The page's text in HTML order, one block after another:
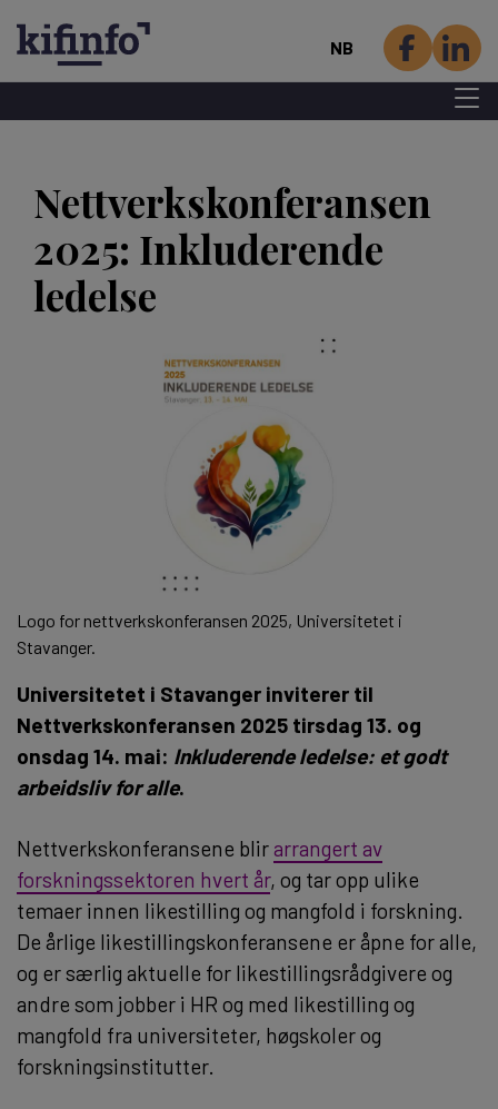
hovedinnhold
NB
Menu
Nettverkskonferansen
2025: Inkluderende
ledelse
Logo for nettverkskonferansen 2025, Universitetet i
Stavanger.
Universitetet i Stavanger inviterer til
Nettverkskonferansen 2025 tirsdag 13. og
onsdag 14. mai: Inkluderende ledelse: et godt
arbeidsliv for alle.
Nettverkskonferansene blirarrangert av
forskningssektoren hvert år, og tar opp ulike
temaer innen likestilling og mangfold i forskning.
De årlige likestillingskonferansene er åpne for alle,
og er særlig aktuelle for likestillingsrådgivere og
andre som jobber i HR og med likestilling og
mangfold fra universiteter, høgskoler og
forskningsinstitutter.